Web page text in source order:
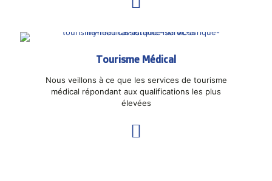
Tourisme Médical
Nous veillons à ce que les services de tourisme
médical répondant aux qualifications les plus
élevées